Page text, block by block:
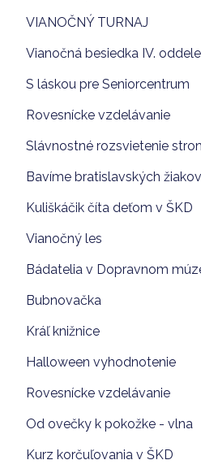
VIANOČNÝ TURNAJ
Vianočná besiedka IV.
S láskou pre Seniorcentrum
Rovesnícke vzdelávanie
Slávnostné rozsvietenie
Bavíme bratislavských
Kuliškáčik číta deťom v ŠKD
Vianočný les
Bádatelia v Dopravnom
Bubnovačka
Kráľ knižnice
Halloween vyhodnotenie
Rovesnícke vzdelávanie
Od ovečky k pokožke - vlna
Kurz korčuľovania v ŠKD